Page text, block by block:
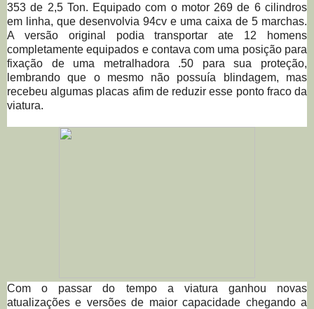
353 de 2,5 Ton. Equipado com o motor 269 de 6 cilindros
em linha, que desenvolvia 94cv e uma caixa de 5 marchas.
A versão original podia transportar ate 12 homens
completamente equipados e contava com uma posição para
fixação de uma metralhadora .50 para sua proteção,
lembrando que o mesmo não possuía blindagem, mas
recebeu algumas placas afim de reduzir esse ponto fraco da
viatura.
Com o passar do tempo a viatura ganhou novas
atualizações e versões de maior capacidade chegando a